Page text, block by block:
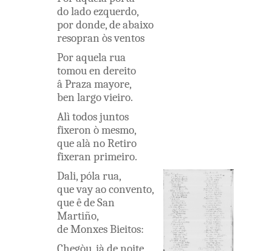
doladoezquerdo,
pordonde,deabaixo
resopran òsventos
Poraquelarua
tomouen dereito
âPrazamayore,
ben largovieiro.
Alìtodosjuntos
fixeron òmesmo,
quealànoRetiro
fixeran primeiro.
Dali,pólarua,
quevayaoconvento,
queêdeSan
Martiño,
deMonxesBieitos: